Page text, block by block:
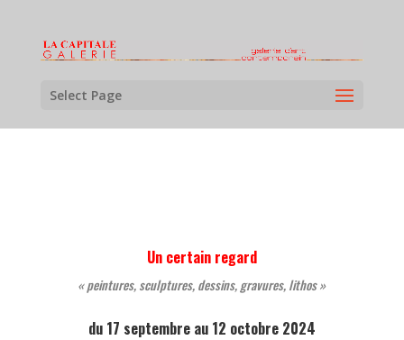
Select Page
Un certain regard
« peintures, sculptures, dessins, gravures, lithos »
du 17 septembre au 12 octobre 2024